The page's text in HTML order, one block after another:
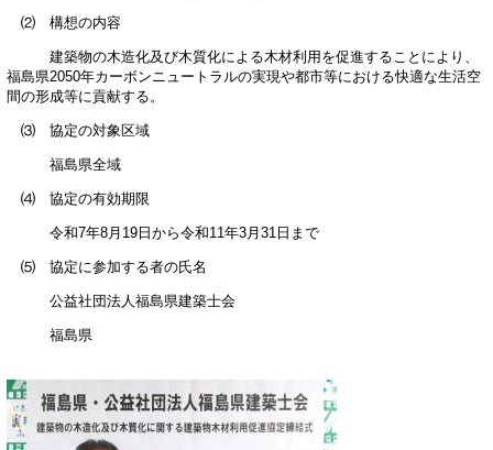
⑵ 構想の内容
建築物の木造化及び木質化による木材利用を促進することにより、
福島県2050年カーボンニュートラルの実現や都市等における快適な生活空
間の形成等に貢献する。
⑶ 協定の対象区域
福島県全域
⑷ 協定の有効期限
令和7年8月19日から令和11年3月31日まで
⑸ 協定に参加する者の氏名
公益社団法人福島県建築士会
福島県